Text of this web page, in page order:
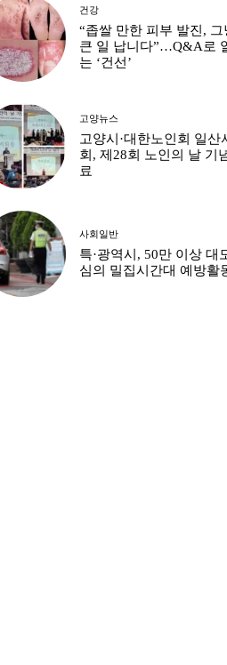
건강
“좁쌀 만한 피부 발진, 그
큰 일 납니다”…Q&A로
는 ‘건선’
고양뉴스
고양시·대한노인회 일산
회, 제28회 노인의 날 기
료
사회일반
특·광역시, 50만 이상 대
심의 밀집시간대 예방활